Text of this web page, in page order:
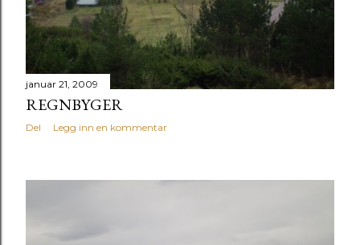
januar 21, 2009
REGNBYGER
Del Legg inn en kommentar